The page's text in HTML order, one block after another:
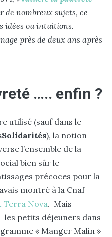
de nombreux sujets, ce
idées ou intuitions.
près de deux ans après
….. enfin ?
utilisé (sauf dans le
), la notion
l’ensemble de la
bien sûr le
précoces pour la
montré à la Cnaf
Terra Nova. Mais
les petits déjeuners dans
« Manger Malin »